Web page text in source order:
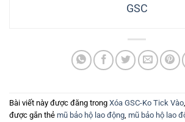
GSC
Bài viết này được đăng trong Xóa GSC-Ko Tick Vào,
được gắn thẻ mũ bảo hộ lao động, mũ bảo hộ lao